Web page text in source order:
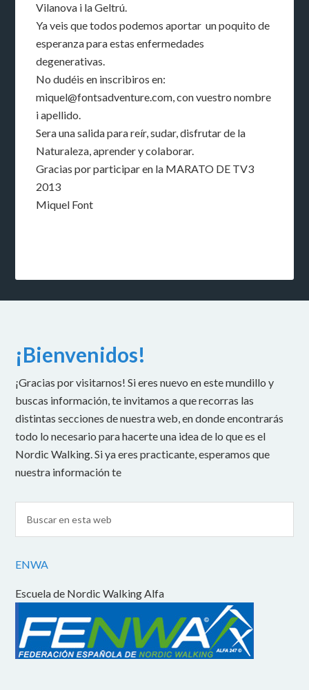
Vilanova i la Geltrú.
Ya veis que todos podemos aportar un poquito de
esperanza para estas enfermedades
degenerativas.
No dudéis en inscribiros en:
miquel@fontsadventure.com, con vuestro nombre
i apellido.
Sera una salida para reír, sudar, disfrutar de la
Naturaleza, aprender y colaborar.
Gracias por participar en la MARATO DE TV3
2013
Miquel Font
¡Bienvenidos!
¡Gracias por visitarnos! Si eres nuevo en este mundillo y
buscas información, te invitamos a que recorras las
distintas secciones de nuestra web, en donde encontrarás
todo lo necesario para hacerte una idea de lo que es el
Nordic Walking. Si ya eres practicante, esperamos que
nuestra información te
ENWA
Escuela de Nordic Walking Alfa